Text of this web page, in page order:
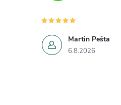
Martin Pešta
6.8.2026